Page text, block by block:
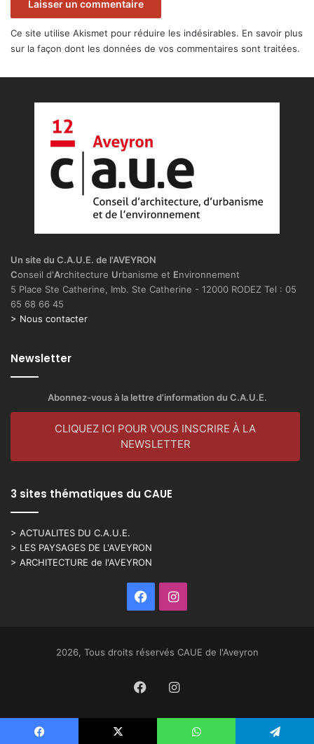
Ce site utilise Akismet pour réduire les indésirables. En savoir plus
sur la façon dont les données de vos commentaires sont traitées.
Un site du C.A.U.E. de l'AVEYRON
Conseil d'Architecture Urbanisme et Environnement
5 Place Ste Catherine, Imb. Ste Catherine - 12000 RODEZ Tel : 05
65 68 66 45
> Nous contacter
Newsletter
Abonnez-vous à la lettre d’information du C.A.U.E.
CLIQUEZ ICI POUR VOUS INSCRIRE À LA
NEWSLETTER
3 sites thématiques du CAUE
> ACTUALITES DU C.A.U.E.
> LES PAYSAGES DE L'AVEYRON
> ARCHITECTURE de l'AVEYRON
FacebookInstagram
2026, Tous droits réservés CAUE de l'Aveyron
FacebookInstagram